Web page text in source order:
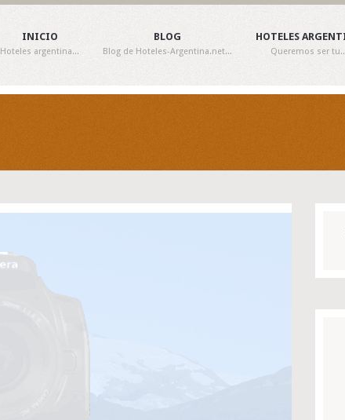
INICIO
Hoteles argentina...
BLOG
Blog de Hoteles-Argentina.net...
HOTELES
Queremos ser